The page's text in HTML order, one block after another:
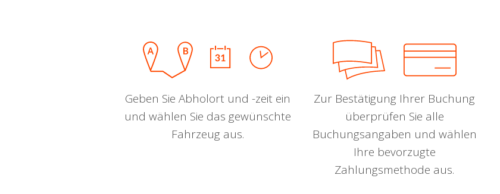
Geben Sie Abholort und -zeit ein
und wählen Sie das gewünschte
Fahrzeug aus.
Zur Bestätigung Ihrer Buchung
überprüfen Sie alle
Buchungsangaben und wählen
Ihre bevorzugte
Zahlungsmethode aus.